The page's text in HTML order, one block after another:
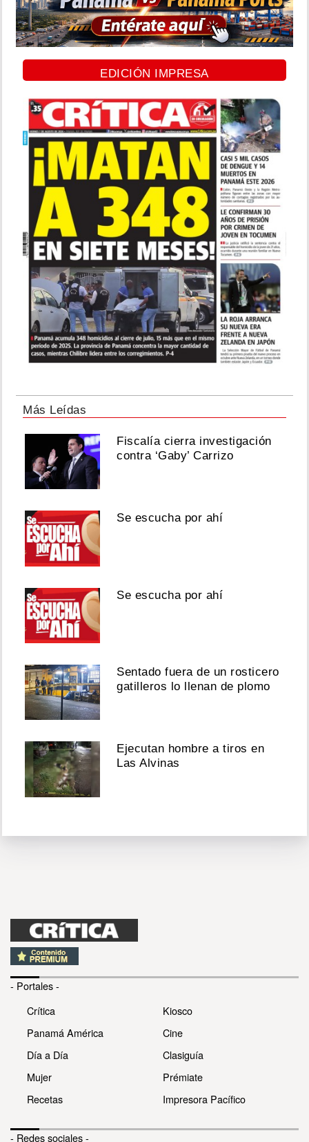
EDICIÓN IMPRESA
Más Leídas
Fiscalía cierra investigación
contra ‘Gaby’ Carrizo
Se escucha por ahí
Se escucha por ahí
Sentado fuera de un rosticero
gatilleros lo llenan de plomo
Ejecutan hombre a tiros en
Las Alvinas
- Portales -
Crítica
Panamá América
Día a Día
Mujer
Recetas
Kiosco
Cine
Clasiguía
Prémiate
Impresora Pacífico
- Redes sociales -